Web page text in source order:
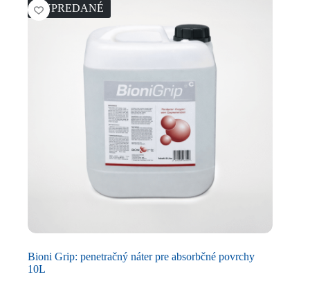
VYPREDANÉ
Bioni Grip: penetračný náter pre absorbčné povrchy
10L